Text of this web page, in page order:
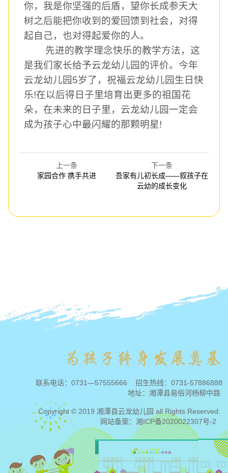
你，我是你坚强的后盾，望你长成参天大
树之后能把你收到的爱回馈到社会，对得
起自己，也对得起爱你的人。
先进的教学理念快乐的教学方法，这
是我们家长给予云龙幼儿园的评价。今年
云龙幼儿园5岁了 ，祝福云龙幼儿园生日快
乐!在以后得日子里培育出更多的祖国花
朵，在未来的日子里 ，云龙幼儿园一定会
成为孩子心中最闪耀的那颗明星!
上一条
家园合作 携手共进
下一条
吾家有儿初长成——叙孩子在
云幼的成长变化
联系电话： 0731—57555666 招生热线： 0731-57886888
地址：湘潭县易俗河杨柳中路
Copyright © 2019 湘潭县云龙幼儿园 all Rights Reserved.
网站备案： 湘ICP备2020022307号-2